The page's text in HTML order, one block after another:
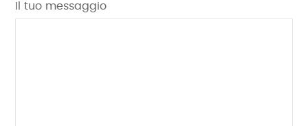
Il tuo messaggio